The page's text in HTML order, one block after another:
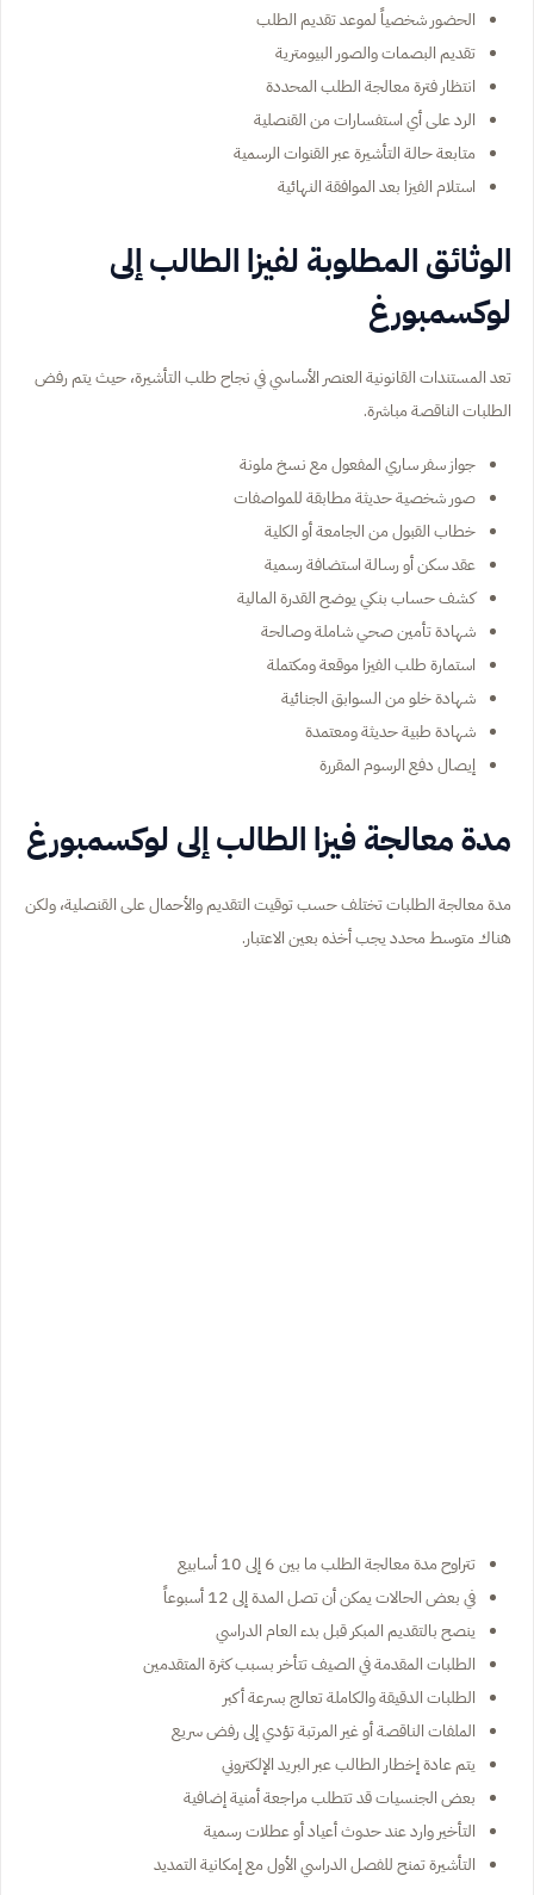
الحضور شخصياً لموعد تقديم الطلب
تقديم البصمات والصور البيومترية
انتظار فترة معالجة الطلب المحددة
الرد على أي استفسارات من القنصلية
متابعة حالة التأشيرة عبر القنوات الرسمية
استلام الفيزا بعد الموافقة النهائية
الوثائق المطلوبة لفيزا الطالب إلى
لوكسمبورغ
تعد المستندات القانونية العنصر الأساسي في نجاح طلب التأشيرة، حيث يتم رفض
الطلبات الناقصة مباشرة.
جواز سفر ساري المفعول مع نسخ ملونة
صور شخصية حديثة مطابقة للمواصفات
خطاب القبول من الجامعة أو الكلية
عقد سكن أو رسالة استضافة رسمية
كشف حساب بنكي يوضح القدرة المالية
شهادة تأمين صحي شاملة وصالحة
استمارة طلب الفيزا موقعة ومكتملة
شهادة خلو من السوابق الجنائية
شهادة طبية حديثة ومعتمدة
إيصال دفع الرسوم المقررة
مدة معالجة فيزا الطالب إلى لوكسمبورغ
مدة معالجة الطلبات تختلف حسب توقيت التقديم والأحمال على القنصلية، ولكن
هناك متوسط محدد يجب أخذه بعين الاعتبار.
تتراوح مدة معالجة الطلب ما بين 6 إلى 10 أسابيع
في بعض الحالات يمكن أن تصل المدة إلى 12 أسبوعاً
ينصح بالتقديم المبكر قبل بدء العام الدراسي
الطلبات المقدمة في الصيف تتأخر بسبب كثرة المتقدمين
الطلبات الدقيقة والكاملة تعالج بسرعة أكبر
الملفات الناقصة أو غير المرتبة تؤدي إلى رفض سريع
يتم عادة إخطار الطالب عبر البريد الإلكتروني
بعض الجنسيات قد تتطلب مراجعة أمنية إضافية
التأخير وارد عند حدوث أعياد أو عطلات رسمية
التأشيرة تمنح للفصل الدراسي الأول مع إمكانية التمديد